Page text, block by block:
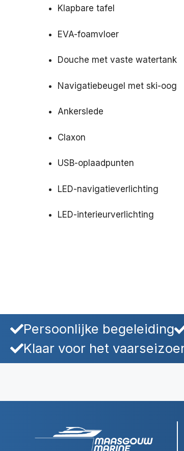
Klapbare tafel
EVA-foamvloer
Douche met vaste watertank
Navigatiebeugel met ski-oog
Ankerslede
Claxon
USB-oplaadpunten
LED-navigatieverlichting
LED-interieurverlichting
Persoonlijke begeleiding
Klaar voor het